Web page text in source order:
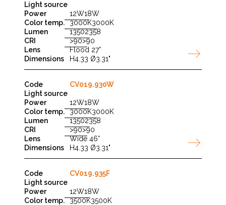
12W18W
3000K3000K
13502358
>90>90
Flood 27°
H4.33 Ø3.31"
CV019.930W
12W18W
3000K3000K
13502358
>90>90
Wide 46°
H4.33 Ø3.31"
CV019.935F
12W18W
3500K3500K